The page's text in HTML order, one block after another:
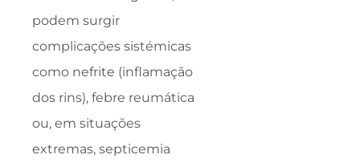
podem surgir
complicações sistémicas
como nefrite (inflamação
dos rins), febre reumática
ou, em situações
extremas, septicemia